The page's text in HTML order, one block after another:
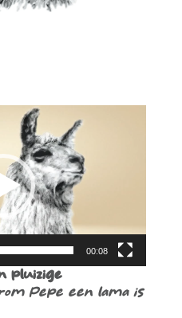
00:08
pluizige
Pepe een lama is